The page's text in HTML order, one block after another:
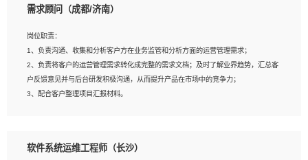
2、2年以上图像处理开发经验，熟悉python和spark开发；
建深度学习系统环境；
4、熟悉OPENCV、HALCON等常用图像处理软件，熟练进行图像处理；
5、熟悉主流的分类算法、聚类算法和关联分析算法原理，能熟练使用神经网络算法
的进行业务建模；
6、对OCR领域有深入的研究，熟悉模型调参，压缩和整型化方法；
需求顾问（成都/济南）
岗位职责：
1、负责沟通、收集和分析客户方在业务监管和分析方面的运营管理需求；
2、负责将客户的运营管理需求转化成完整的需求文档；及时了解业界趋势，汇总客
户反馈意见并与后台研发积极沟通，从而提升产品在市场中的竞争力；
3、配合客户整理项目汇报材料。
1、3年以上运营或解决方案的工作经验。
软件系统运维工程师（长沙）